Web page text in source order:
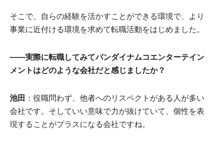
そこで、自らの経験を活かすことができる環境で、より
事業に近付ける環境を求めて転職活動をはじめました。
――実際に転職してみてバンダイナムコエンターテイン
メントはどのような会社だと感じましたか？
池田 ：役職問わず、他者へのリスペクトがある人が多い
会社です。そしていい意味で力が抜けていて、個性を表
現することがプラスになる会社ですね。